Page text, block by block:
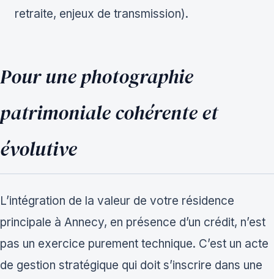
retraite, enjeux de transmission).
Pour une photographie
patrimoniale cohérente et
évolutive
L’intégration de la valeur de votre résidence
principale à Annecy, en présence d’un crédit, n’est
pas un exercice purement technique. C’est un acte
de gestion stratégique qui doit s’inscrire dans une